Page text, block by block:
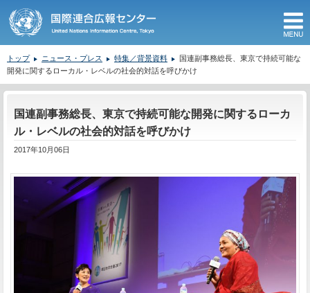
トップ ニュース・プレス 特集／背景資料
国連副事務総長、東京で持続可能な
開発に関するローカル・レベルの社会的対話を呼びかけ
国連副事務総長、東京で持続可能な開発に関するローカ
ル・レベルの社会的対話を呼びかけ
2017年10月06日